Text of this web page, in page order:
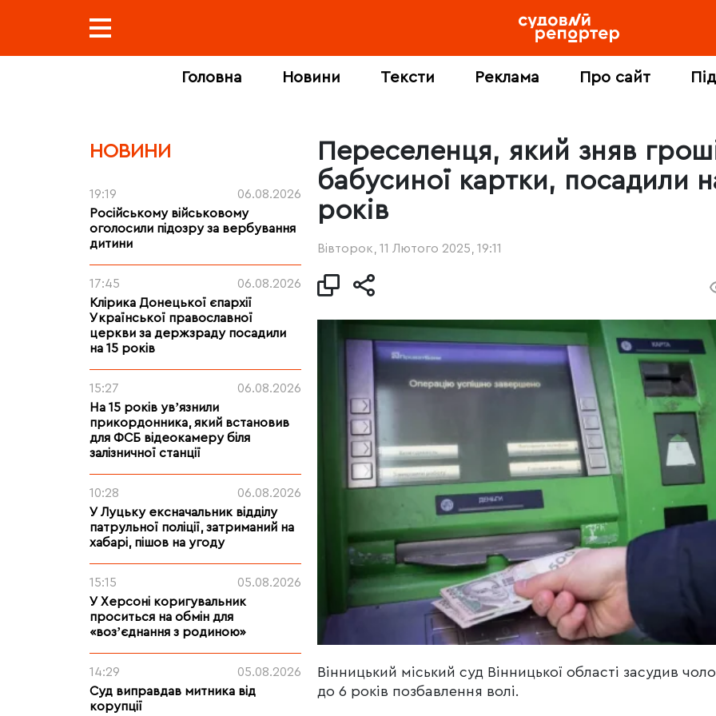
Головна Новини Тексти Реклама Про сайт
НОВИНИ
19:19
06.08.2026
Російському військовому
оголосили підозру за вербування
дитини
17:45
06.08.2026
Клірика Донецької єпархії
Української православної
церкви за держзраду посадили
на 15 років
15:27
06.08.2026
На 15 років увʼязнили
прикордонника, який встановив
для ФСБ відеокамеру біля
залізничної станції
10:28
06.08.2026
У Луцьку ексначальник відділу
патрульної поліції, затриманий на
хабарі, пішов на угоду
15:15
05.08.2026
У Херсоні коригувальник
проситься на обмін для
«возʼєднання з родиною»
14:29
05.08.2026
Суд виправдав митника від
корупції
Переселенця, який зняв
бабусиної картки, посадили
років
Вівторок, 11 Лютого 2025, 19:11
Вінницький міський суд Вінницької області засудив
до 6 років позбавлення волі.